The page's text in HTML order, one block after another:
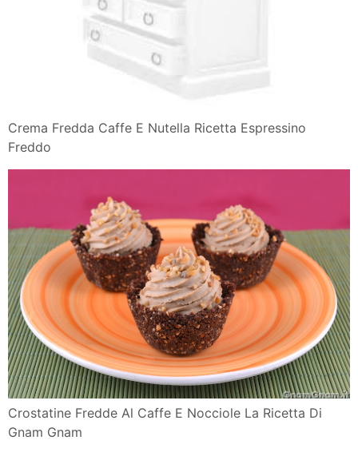
Crema Fredda Caffe E Nutella Ricetta Espressino
Freddo
Crostatine Fredde Al Caffe E Nocciole La Ricetta Di
Gnam Gnam